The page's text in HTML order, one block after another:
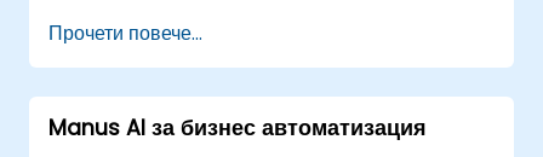
анализ и визуализация на данни.
Генерират прозрения за финансов анализ и
бизнес интелигентност.
Прилагат стратегии за вземане на решения
Прочети повече...
Manus AI за бизнес автоматизация